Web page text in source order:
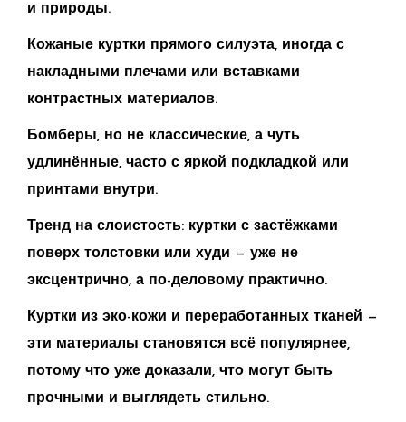
и природы.
Кожаные куртки прямого силуэта, иногда с
накладными плечами или вставками
контрастных материалов.
Бомберы, но не классические, а чуть
удлинённые, часто с яркой подкладкой или
принтами внутри.
Тренд на слоистость: куртки с застёжками
поверх толстовки или худи — уже не
эксцентрично, а по-деловому практично.
Куртки из эко-кожи и переработанных тканей —
эти материалы становятся всё популярнее,
потому что уже доказали, что могут быть
прочными и выглядеть стильно.